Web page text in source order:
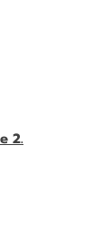
2.